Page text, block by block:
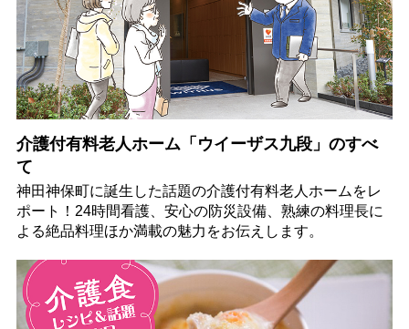
介護付有料老人ホーム「ウイーザス九段」のすべ
て
神田神保町に誕生した話題の介護付有料老人ホームをレ
ポート！24時間看護、安心の防災設備、熟練の料理長に
よる絶品料理ほか満載の魅力をお伝えします。